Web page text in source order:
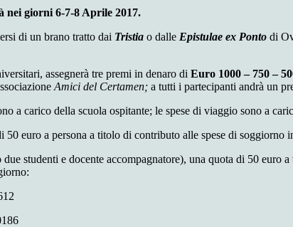
giorni 6-7-8 Aprile 2017.
di un brano tratto dai Tristia o dalle Epistulae ex Ponto di
assegnerà tre premi in denaro di Euro 1000 – 750 –
Amici del Certamen; a tutti i partecipanti andrà un
a carico della scuola ospitante; le spese di viaggio sono a
euro a persona a titolo di contributo alle spese di soggiorno
studenti e docente accompagnatore), una quota di 50